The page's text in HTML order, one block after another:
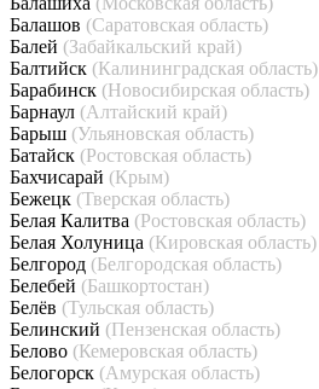
Балашов (Саратовская область)
Балей (Забайкальский край)
Балтийск (Калининградская область)
Барабинск (Новосибирская область)
Барнаул (Алтайский край)
Барыш (Ульяновская область)
Батайск (Ростовская область)
Бахчисарай (Крым)
Бежецк (Тверская область)
Белая Калитва (Ростовская область)
Белая Холуница (Кировская область)
Белгород (Белгородская область)
Белебей (Башкортостан)
Белёв (Тульская область)
Белинский (Пензенская область)
Белово (Кемеровская область)
Белогорск (Амурская область)